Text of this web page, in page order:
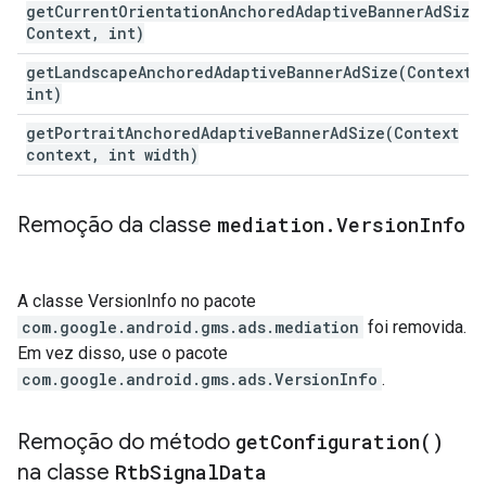
Context,
int)
getLandscapeAnchoredAdaptiveBannerAdSize(Context
int)
getPortraitAnchoredAdaptiveBannerAdSize(Context
context, int width)
Remoção da classe mediation .VersionInfo
A classe VersionInfo no pacote
com.google.android.gms.ads.mediation foi removida.
Em vez disso, use o pacote
com.google.android.gms.ads.VersionInfo .
Remoção do método getConfiguration( )
na classe RtbSignalData